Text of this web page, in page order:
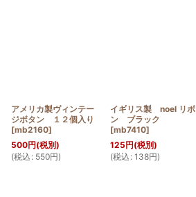
アメリカ製ヴィンテー
ジボタン １２個入り
[mb2160]
500円(税別)
(税込 : 550円)
イギリス製 noel リボ
ン ブラック
[mb7410]
125円(税別)
(税込 : 138円)